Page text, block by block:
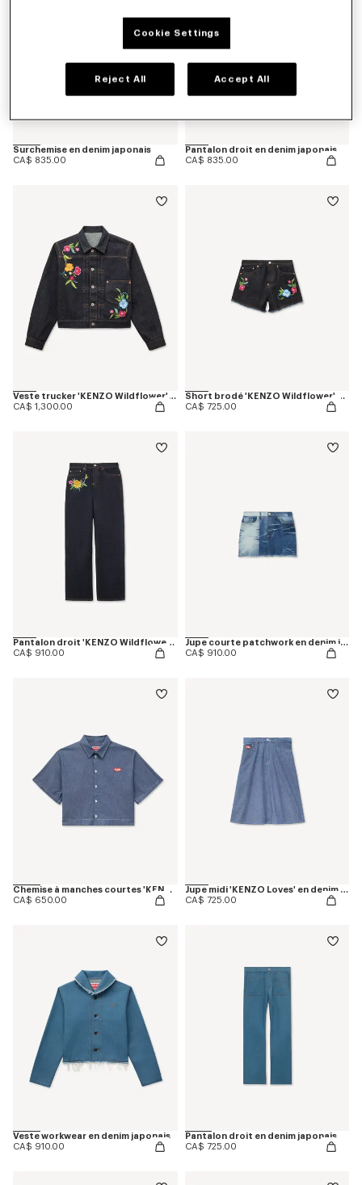
Surchemise en denim japonais
CA$ 835.00
Pantalon droit en denim japonais
CA$ 835.00
Veste trucker 'KENZO Wildflower' en denim japonais
CA$ 1,300.00
Short brodé 'KENZO Wildflower' en denim japonais
CA$ 725.00
Pantalon droit 'KENZO Wildflower' en denim japonais
CA$ 910.00
Jupe courte patchwork en denim japonais
CA$ 910.00
Chemise à manches courtes 'KENZO Loves' en denim chambray
CA$ 650.00
Jupe midi 'KENZO Loves' en denim chambray
CA$ 725.00
Veste workwear en denim japonais
CA$ 910.00
Pantalon droit en denim japonais
CA$ 725.00
Cookie Settings
Reject All Accept All